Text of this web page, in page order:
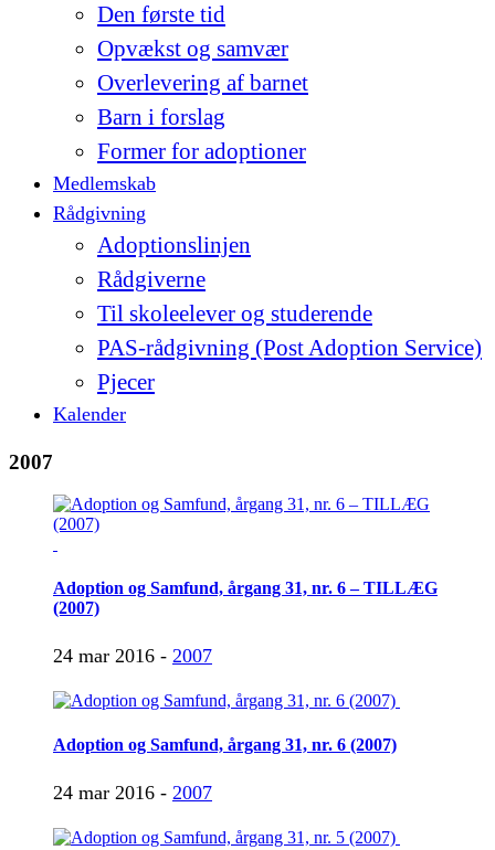
Den første tid
Opvækst og samvær
Overlevering af barnet
Barn i forslag
Former for adoptioner
Medlemskab
Rådgivning
Adoptionslinjen
Rådgiverne
Til skoleelever og studerende
PAS-rådgivning (Post Adoption Service)
Pjecer
Kalender
2007
Adoption og Samfund, årgang 31, nr. 6 – TILLÆG
(2007)
24 mar 2016 - 2007
Adoption og Samfund, årgang 31, nr. 6 (2007)
24 mar 2016 - 2007